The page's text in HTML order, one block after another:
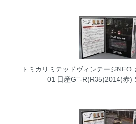
トミカリミテッドヴィンテージNEO
01 日産GT-R(R35)2014(赤)